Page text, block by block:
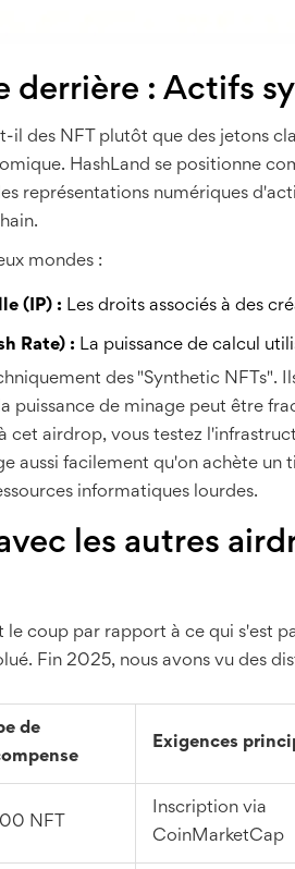
derrière : Actifs
il des NFT plutôt que des jetons
HashLand se positionne
représentations numériques
mondes :
(IP) : Les droits associés à des
Rate) : La puissance de calcul
des "Synthetic NFTs".
puissance de minage peut être
cet airdrop, vous testez
aussi facilement qu'on achète
informatiques lourdes.
les autres
coup par rapport à ce qui s'est
Fin 2025, nous avons vu des
de
Exigences
NFT
Inscription via
CoinMarketCap